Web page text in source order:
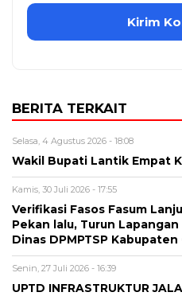
BERITA TERKAIT
Selasa, 4 Agustus 2026 - 18:08
Wakil Bupati Lantik Empat
Kamis, 30 Juli 2026 - 17:55
Verifikasi Fasos Fasum
Pekan lalu, Turun
Dinas DPMPTSP Kabupaten
Senin, 27 Juli 2026 - 16:39
UPTD INFRASTRUKTUR